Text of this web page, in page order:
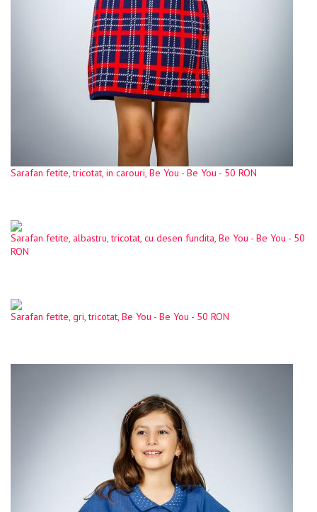
Sarafan fetite, tricotat, in carouri, Be You - Be You - 50 RON
Sarafan fetite, albastru, tricotat, cu desen fundita, Be You - Be You - 50
RON
Sarafan fetite, gri, tricotat, Be You - Be You - 50 RON